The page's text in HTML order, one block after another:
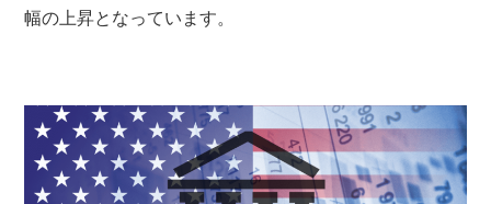
幅の上昇となっています。